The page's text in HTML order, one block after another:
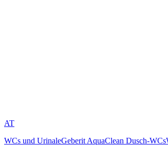
AT
WCs und UrinaleGeberit AquaClean Dusch-WCs